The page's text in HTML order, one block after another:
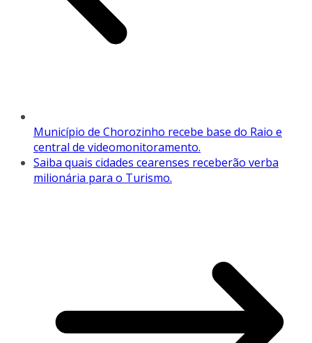
Município de Chorozinho recebe base do Raio e
central de videomonitoramento.
Saiba quais cidades cearenses receberão verba
milionária para o Turismo.